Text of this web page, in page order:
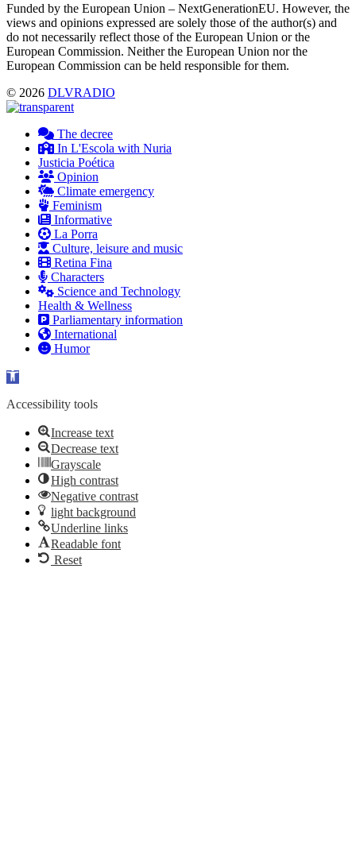
Funded by the European Union – NextGenerationEU. However, the
views and opinions expressed are solely those of the author(s) and
do not necessarily reflect those of the European Union or the
European Commission. Neither the European Union nor the
European Commission can be held responsible for them.
© 2026 DLVRADIO
The decree
In L'Escola with Nuria
Justicia Poética
Opinion
Climate emergency
Feminism
Informative
La Porra
Culture, leisure and music
Retina Fina
Characters
Science and Technology
Health & Wellness
Parliamentary information
International
Humor
Open toolbar
Accessibility tools
Increase text
Decrease text
Grayscale
High contrast
Negative contrast
light background
Underline links
Readable font
Reset